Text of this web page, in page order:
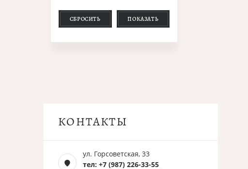
СБРОСИТЬ ПОКАЗАТЬ
КОНТАКТЫ
ул. Горсоветская, 33
тел: +7 (987) 226-33-55